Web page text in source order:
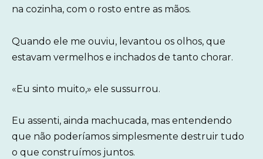
na cozinha, com o rosto entre as mãos.
Quando ele me ouviu, levantou os olhos, que
estavam vermelhos e inchados de tanto chorar.
«Eu sinto muito,» ele sussurrou.
Eu assenti, ainda machucada, mas entendendo
que não poderíamos simplesmente destruir tudo
o que construímos juntos.